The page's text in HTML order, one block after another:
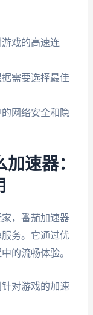
戏的高速连
需要选择最佳
网络安全和隐
速器：
，番茄加速器
务。它通过优
的流畅体验。
对游戏的加速